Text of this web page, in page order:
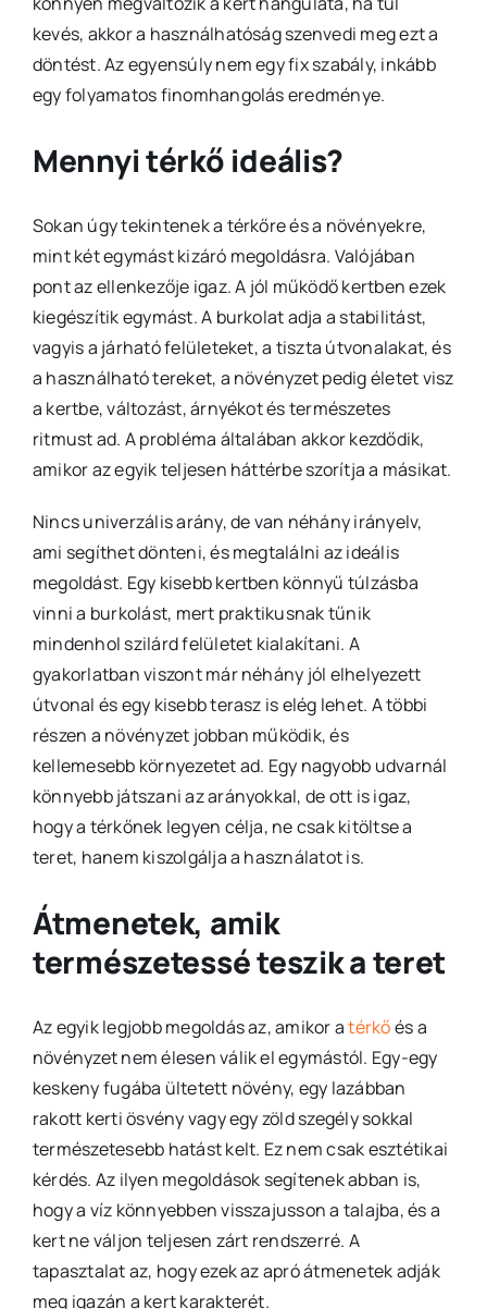
kevés, akkor a használhatóság szenvedi meg ezt a
döntést. Az egyensúly nem egy fix szabály, inkább
egy folyamatos finomhangolás eredménye.
Mennyi térkő ideális?
Sokan úgy tekintenek a térkőre és a növényekre,
mint két egymást kizáró megoldásra. Valójában
pont az ellenkezője igaz. A jól működő kertben ezek
kiegészítik egymást. A burkolat adja a stabilitást,
vagyis a járható felületeket, a tiszta útvonalakat, és
a használható tereket, a növényzet pedig életet visz
a kertbe, változást, árnyékot és természetes
ritmust ad. A probléma általában akkor kezdődik,
amikor az egyik teljesen háttérbe szorítja a másikat.
Nincs univerzális arány, de van néhány irányelv,
ami segíthet dönteni, és megtalálni az ideális
megoldást. Egy kisebb kertben könnyű túlzásba
vinni a burkolást, mert praktikusnak tűnik
mindenhol szilárd felületet kialakítani. A
gyakorlatban viszont már néhány jól elhelyezett
útvonal és egy kisebb terasz is elég lehet. A többi
részen a növényzet jobban működik, és
kellemesebb környezetet ad. Egy nagyobb udvarnál
könnyebb játszani az arányokkal, de ott is igaz,
hogy a térkőnek legyen célja, ne csak kitöltse a
teret, hanem kiszolgálja a használatot is.
Átmenetek, amik
természetessé teszik a teret
Az egyik legjobb megoldás az, amikor atérkőés a
növényzet nem élesen válik el egymástól. Egy-egy
keskeny fugába ültetett növény, egy lazábban
rakott kerti ösvény vagy egy zöld szegély sokkal
természetesebb hatást kelt. Ez nem csak esztétikai
kérdés. Az ilyen megoldások segítenek abban is,
hogy a víz könnyebben visszajusson a talajba, és a
kert ne váljon teljesen zárt rendszerré. A
tapasztalat az, hogy ezek az apró átmenetek adják
meg igazán a kert karakterét.